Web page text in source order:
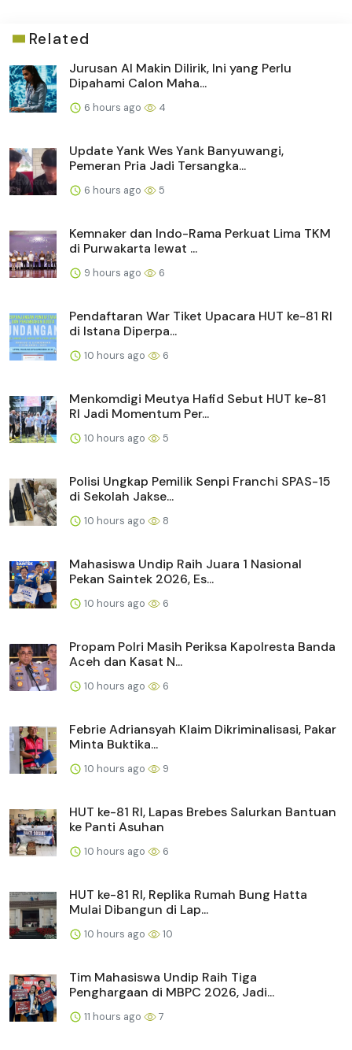
Related
Jurusan AI Makin Dilirik, Ini yang Perlu
Dipahami Calon Maha...
6 hours ago 4
Update Yank Wes Yank Banyuwangi,
Pemeran Pria Jadi Tersangka...
6 hours ago 5
Kemnaker dan Indo-Rama Perkuat Lima TKM
di Purwakarta lewat ...
9 hours ago 6
Pendaftaran War Tiket Upacara HUT ke-81 RI
di Istana Diperpa...
10 hours ago 6
Menkomdigi Meutya Hafid Sebut HUT ke-81
RI Jadi Momentum Per...
10 hours ago 5
Polisi Ungkap Pemilik Senpi Franchi SPAS-15
di Sekolah Jakse...
10 hours ago 8
Mahasiswa Undip Raih Juara 1 Nasional
Pekan Saintek 2026, Es...
10 hours ago 6
Propam Polri Masih Periksa Kapolresta Banda
Aceh dan Kasat N...
10 hours ago 6
Febrie Adriansyah Klaim Dikriminalisasi, Pakar
Minta Buktika...
10 hours ago 9
HUT ke-81 RI, Lapas Brebes Salurkan Bantuan
ke Panti Asuhan
10 hours ago 6
HUT ke-81 RI, Replika Rumah Bung Hatta
Mulai Dibangun di Lap...
10 hours ago 10
Tim Mahasiswa Undip Raih Tiga
Penghargaan di MBPC 2026, Jadi...
11 hours ago 7